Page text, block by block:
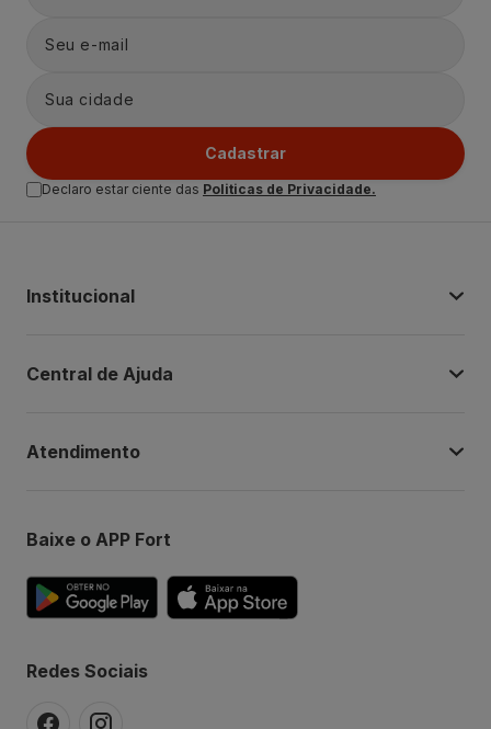
Cadastrar
Declaro estar ciente das Politicas de Privacidade.
Institucional
Central de Ajuda
Atendimento
Baixe o APP Fort
Redes Sociais